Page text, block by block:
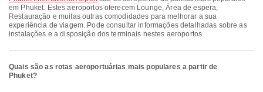
em Phuket. Estes aeroportos oferecem Lounge, Área de espera,
Restauração e muitas outras comodidades para melhorar a sua
experiência de viagem. Pode consultar informações detalhadas sobre as
instalações e a disposição dos terminais nestes aeroportos.
Quais são as rotas aeroportuárias mais populares a partir de
Phuket?